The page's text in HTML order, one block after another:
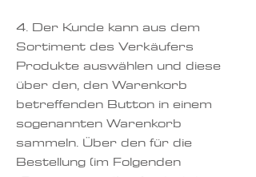
4. Der Kunde kann aus dem
Sortiment des Verkäufers
Produkte auswählen und diese
über den, den Warenkorb
betreffenden Button in einem
sogenannten Warenkorb
sammeln. Über den für die
Bestellung (im Folgenden